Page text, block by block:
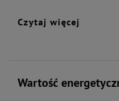
Czytaj więcej
Wartość